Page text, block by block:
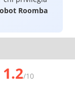
Roomba
1.2/10